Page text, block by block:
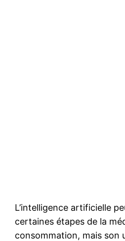
L’intelligence artificielle
certaines étapes de la
consommation, mais son